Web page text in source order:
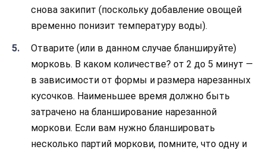
снова закипит (поскольку добавление овощей
временно понизит температуру воды).
Отварите (или в данном случае бланшируйте)
морковь. В каком количестве? от 2 до 5 минут —
в зависимости от формы и размера нарезанных
кусочков. Наименьшее время должно быть
затрачено на бланширование нарезанной
моркови. Если вам нужно бланшировать
несколько партий моркови, помните, что одну и